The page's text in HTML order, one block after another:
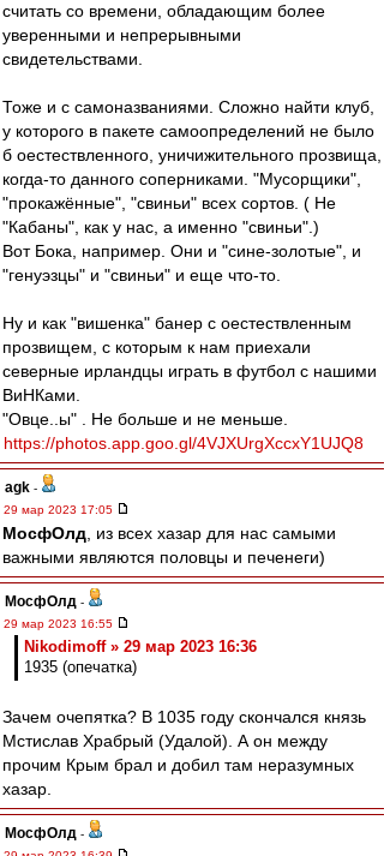
считать со времени, обладающим более
уверенными и непрерывными
свидетельствами.
Тоже и с самоназваниями. Сложно найти клуб,
у которого в пакете самоопределений не было
б оестествленного, уничижительного прозвища,
когда-то данного соперниками. "Мусорщики",
"прокажённые", "свиньи" всех сортов. ( Не
"Кабаны", как у нас, а именно "свиньи".)
Вот Бока, например. Они и "сине-золотые", и
"генуэзцы" и "свиньи" и еще что-то.
Ну и как "вишенка" банер с оестествленным
прозвищем, с которым к нам приехали
северные ирландцы играть в футбол с нашими
ВиНКами.
"Овце..ы" . Не больше и не меньше.
https://photos.app.goo.gl/4VJXUrgXccxY1UJQ8
agk -
29 мар 2023 17:05
МосфОлд , из всех хазар для нас самыми
важными являются половцы и печенеги)
МосфОлд -
29 мар 2023 16:55
Nikodimoff » 29 мар 2023 16:36
1935 (опечатка)
Зачем очепятка? В 1035 году скончался князь
Мстислав Храбрый (Удалой). А он между
прочим Крым брал и добил там неразумных
хазар.
МосфОлд -